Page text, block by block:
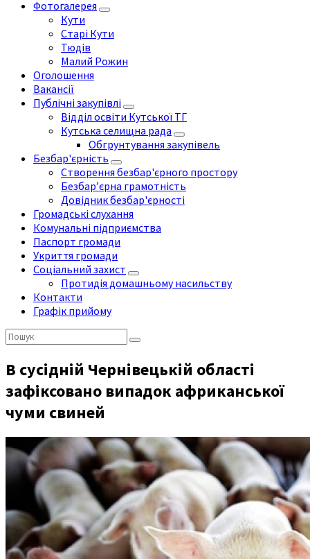
Фотогалерея
Кути
Старі Кути
Тюдів
Малий Рожин
Оголошення
Вакансії
Публічні закупівлі
Відділ освіти Кутської ТГ
Кутська селищна рада
Обгрунтування закупівель
Безбар'єрність
Створення безбар'єрного простору
Безбар’єрна грамотність
Довідник безбар'єрності
Громадські слухання
Комунальні підприємства
Паспорт громади
Укриття громади
Соціальний захист
Протидія домашньому насильству
Контакти
Графік прийому
Пошук:
В сусідній Чернівецькій області
зафіксовано випадок африканської
чуми свиней